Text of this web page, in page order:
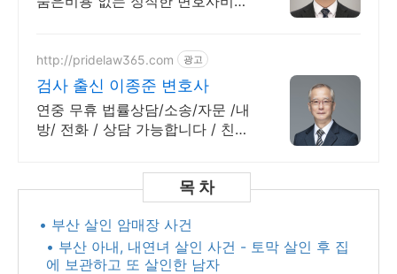
나보세요.
http://pridelaw365.com 광고
검사 출신 이종준 변호사
연중 무휴 법률상담/소송/자문 /내
방/ 전화 / 상담 가능합니다 / 친절
• 부산 살인 암매장 사건
• 부산 아내, 내연녀 살인 사건 - 토막 살인 후 집
에 보관하고 또 살인한 남자